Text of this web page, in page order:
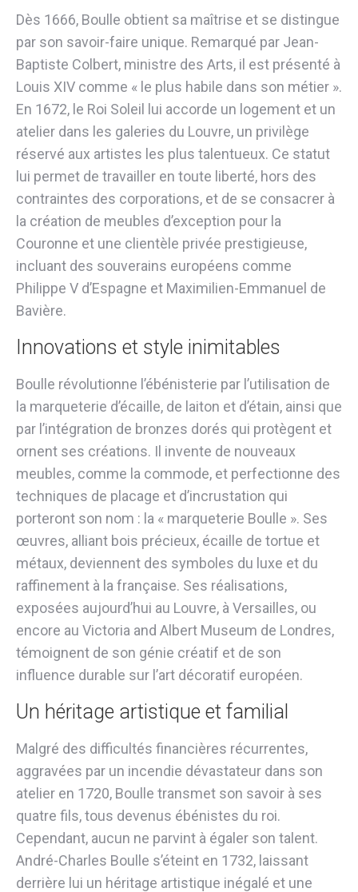
Dès 1666, Boulle obtient sa maîtrise et se distingue
par son savoir-faire unique. Remarqué par Jean-
Baptiste Colbert, ministre des Arts, il est présenté à
Louis XIV comme « le plus habile dans son métier ».
En 1672, le Roi Soleil lui accorde un logement et un
atelier dans les galeries du Louvre, un privilège
réservé aux artistes les plus talentueux. Ce statut
lui permet de travailler en toute liberté, hors des
contraintes des corporations, et de se consacrer à
la création de meubles d’exception pour la
Couronne et une clientèle privée prestigieuse,
incluant des souverains européens comme
Philippe V d’Espagne et Maximilien-Emmanuel de
Bavière.
Innovations et style inimitables
Boulle révolutionne l’ébénisterie par l’utilisation de
la marqueterie d’écaille, de laiton et d’étain, ainsi que
par l’intégration de bronzes dorés qui protègent et
ornent ses créations. Il invente de nouveaux
meubles, comme la commode, et perfectionne des
techniques de placage et d’incrustation qui
porteront son nom : la « marqueterie Boulle ». Ses
œuvres, alliant bois précieux, écaille de tortue et
métaux, deviennent des symboles du luxe et du
raffinement à la française. Ses réalisations,
exposées aujourd’hui au Louvre, à Versailles, ou
encore au Victoria and Albert Museum de Londres,
témoignent de son génie créatif et de son
influence durable sur l’art décoratif européen.
Un héritage artistique et familial
Malgré des difficultés financières récurrentes,
aggravées par un incendie dévastateur dans son
atelier en 1720, Boulle transmet son savoir à ses
quatre fils, tous devenus ébénistes du roi.
Cependant, aucun ne parvint à égaler son talent.
André-Charles Boulle s’éteint en 1732, laissant
derrière lui un héritage artistique inégalé et une